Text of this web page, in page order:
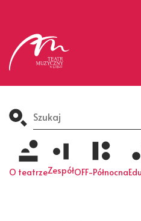
for:
O teatrzeZespółOFF-Północna